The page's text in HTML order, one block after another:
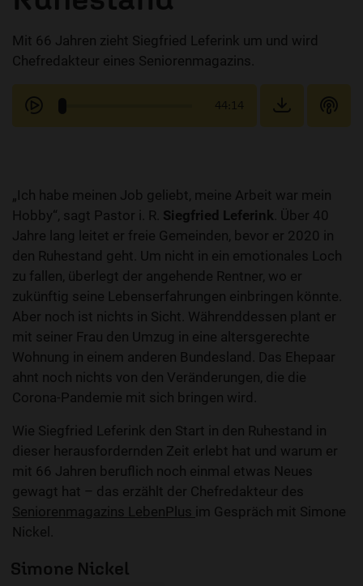
Mit 66 Jahren zieht Siegfried Leferink um und wird
Chefredakteur eines Seniorenmagazins.
44:14
„Ich habe meinen Job geliebt, meine Arbeit war mein
Hobby“, sagt Pastor i. R. Siegfried Leferink . Über 40
Jahre lang leitet er freie Gemeinden, bevor er 2020 in
den Ruhestand geht. Um nicht in ein emotionales Loch
zu fallen, überlegt der angehende Rentner, wo er
zukünftig seine Lebenserfahrungen einbringen könnte.
Aber noch ist nichts in Sicht. Währenddessen plant er
mit seiner Frau den Umzug in eine altersgerechte
Wohnung in einem anderen Bundesland. Das Ehepaar
ahnt noch nichts von den Veränderungen, die die
Corona-Pandemie mit sich bringen wird.
Wie Siegfried Leferink den Start in den Ruhestand in
dieser herausfordernden Zeit erlebt hat und warum er
mit 66 Jahren beruflich noch einmal etwas Neues
gewagt hat – das erzählt der Chefredakteur des
Seniorenmagazins LebenPlus im Gespräch mit Simone
Nickel.
Simone Nickel